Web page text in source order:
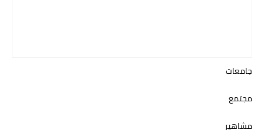
جامعات
مجتمع
مشاهير